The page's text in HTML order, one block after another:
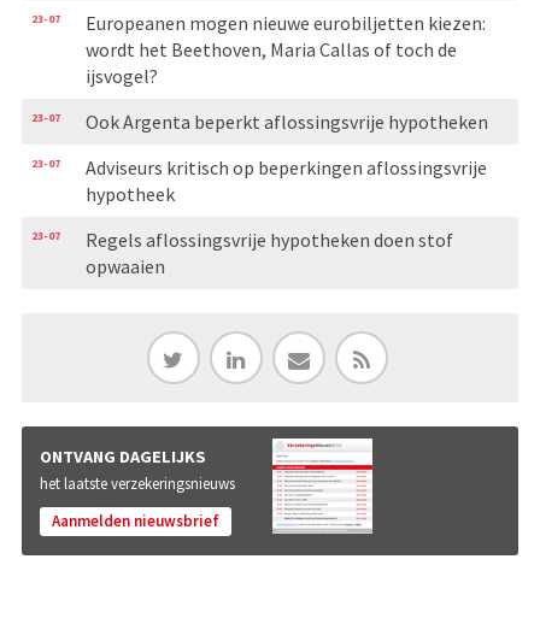
23-07
Europeanen mogen nieuwe eurobiljetten kiezen:
wordt het Beethoven, Maria Callas of toch de
ijsvogel?
23-07 Ook Argenta beperkt aflossingsvrije hypotheken
23-07
Adviseurs kritisch op beperkingen aflossingsvrije
hypotheek
23-07
Regels aflossingsvrije hypotheken doen stof
opwaaien
ONTVANG DAGELIJKS
het laatste verzekeringsnieuws
Aanmelden nieuwsbrief